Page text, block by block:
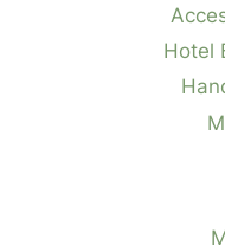
Hotel